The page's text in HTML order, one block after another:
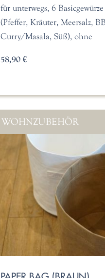
für unterwegs, 6
(Pfeffer, Kräuter, Meersalz,
Curry/Masala, Süß), ohne
58,90 €
WOHNZUBEHÖR